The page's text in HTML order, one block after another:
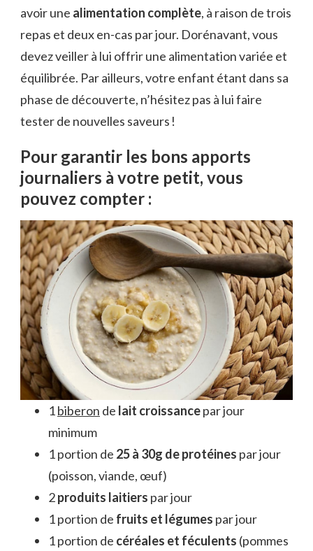
avoir une alimentation complète, à raison de trois
repas et deux en-cas par jour. Dorénavant, vous
devez veiller à lui offrir une alimentation variée et
équilibrée. Par ailleurs, votre enfant étant dans sa
phase de découverte, n’hésitez pas à lui faire
tester de nouvelles saveurs !
Pour garantir les bons apports
journaliers à votre petit, vous
pouvez compter :
1biberon de lait croissancepar jour
minimum
1 portion de 25 à 30g de protéines par jour
(poisson, viande, œuf)
2produits laitiers par jour
1 portion de fruits et légumes par jour
1 portion de céréales et féculents (pommes